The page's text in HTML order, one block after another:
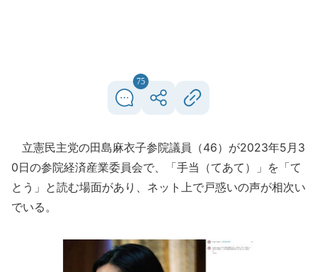
75
立憲民主党の田島麻衣子参院議員（46）が2023年5月3
0日の参院経済産業委員会で、「手当（てあて）」を「て
とう」と読む場面があり、ネット上で戸惑いの声が相次い
でいる。